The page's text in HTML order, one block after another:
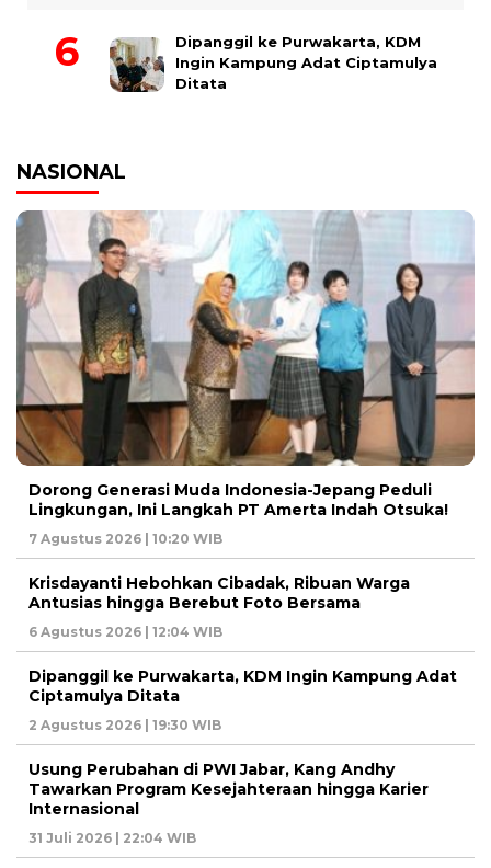
Dipanggil ke Purwakarta, KDM
Ingin Kampung Adat Ciptamulya
Ditata
NASIONAL
Dorong Generasi Muda Indonesia-Jepang Peduli
Lingkungan, Ini Langkah PT Amerta Indah Otsuka!
7 Agustus 2026 | 10:20 WIB
Krisdayanti Hebohkan Cibadak, Ribuan Warga
Antusias hingga Berebut Foto Bersama
6 Agustus 2026 | 12:04 WIB
Dipanggil ke Purwakarta, KDM Ingin Kampung Adat
Ciptamulya Ditata
2 Agustus 2026 | 19:30 WIB
Usung Perubahan di PWI Jabar, Kang Andhy
Tawarkan Program Kesejahteraan hingga Karier
Internasional
31 Juli 2026 | 22:04 WIB